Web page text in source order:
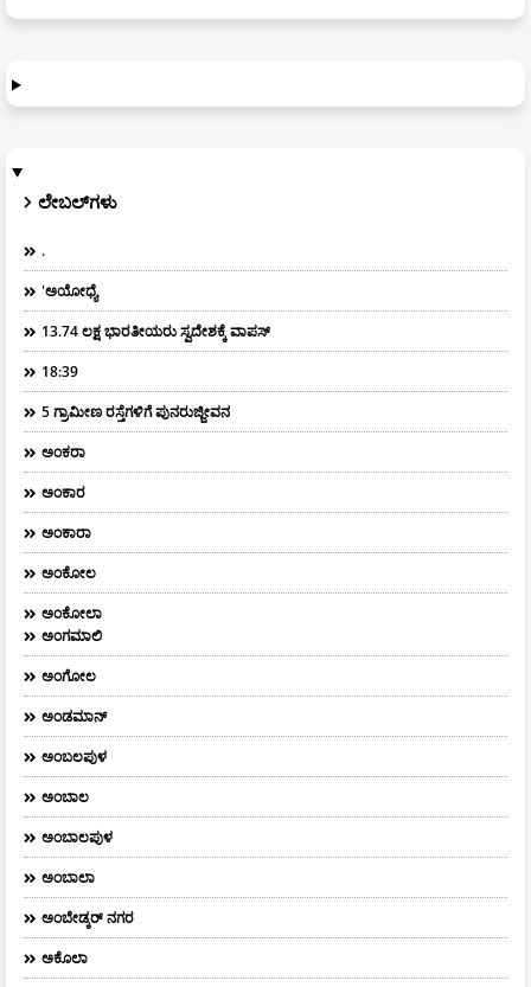
ಲೇಬಲ್‌ಗಳು
.
'ಅಯೋಧ್ಯೆ
13.74 ಲಕ್ಷ ಭಾರತೀಯರು ಸ್ವದೇಶಕ್ಕೆ ವಾಪಸ್
18:39
5 ಗ್ರಾಮೀಣ ರಸ್ತೆಗಳಿಗೆ ಪುನರುಜ್ಜೀವನ
ಅಂಕರಾ
ಅಂಕಾರ
ಅಂಕಾರಾ
ಅಂಕೋಲ
ಅಂಕೋಲಾ
ಅಂಗಮಾಲಿ
ಅಂಗೋಲ
ಅಂಡಮಾನ್
ಅಂಬಲಪುಳ
ಅಂಬಾಲ
ಅಂಬಾಲಪುಳ
ಅಂಬಾಲಾ
ಅಂಬೇಡ್ಕರ್‌ ನಗರ
ಅಕೊಲಾ